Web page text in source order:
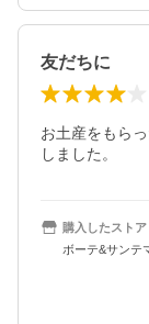
友だちに
お土産をもら
しました。
購入したストア
ボーテ&サンテ